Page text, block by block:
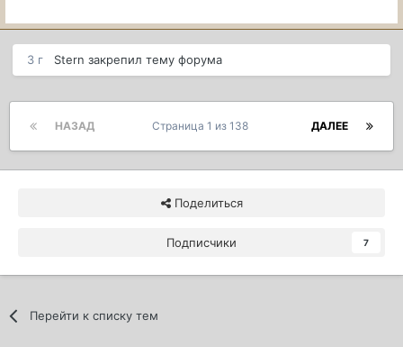
3 г Stern закрепил тему форума
НАЗАД ДАЛЕЕ
Страница 1 из 138
Поделиться
Подписчики 7
Перейти к списку тем